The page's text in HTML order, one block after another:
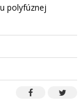
polyfúznej